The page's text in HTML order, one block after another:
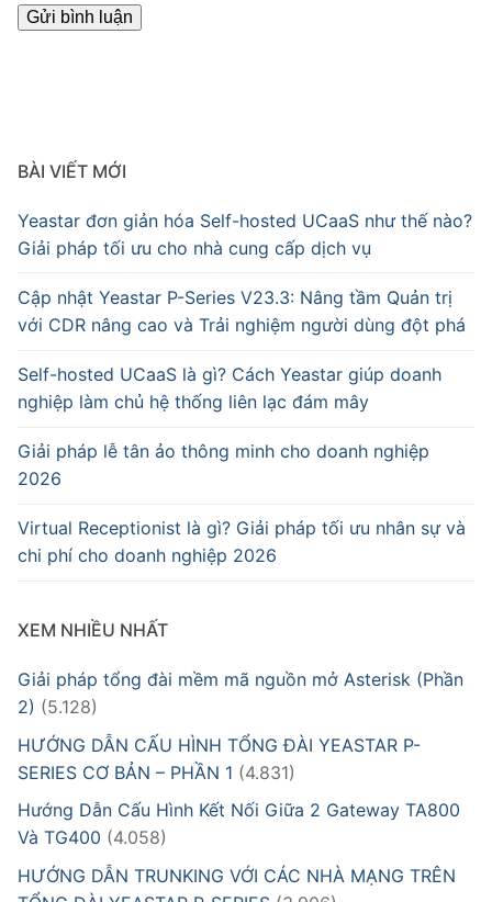
BÀI VIẾT MỚI
Yeastar đơn giản hóa Self-hosted UCaaS như thế nào?
Giải pháp tối ưu cho nhà cung cấp dịch vụ
Cập nhật Yeastar P-Series V23.3: Nâng tầm Quản trị
với CDR nâng cao và Trải nghiệm người dùng đột phá
Self-hosted UCaaS là gì? Cách Yeastar giúp doanh
nghiệp làm chủ hệ thống liên lạc đám mây
Giải pháp lễ tân ảo thông minh cho doanh nghiệp
2026
Virtual Receptionist là gì? Giải pháp tối ưu nhân sự và
chi phí cho doanh nghiệp 2026
XEM NHIỀU NHẤT
Giải pháp tổng đài mềm mã nguồn mở Asterisk (Phần
2) (5.128)
HƯỚNG DẪN CẤU HÌNH TỔNG ĐÀI YEASTAR P-
SERIES CƠ BẢN – PHẦN 1 (4.831)
Hướng Dẫn Cấu Hình Kết Nối Giữa 2 Gateway TA800
Và TG400 (4.058)
HƯỚNG DẪN TRUNKING VỚI CÁC NHÀ MẠNG TRÊN